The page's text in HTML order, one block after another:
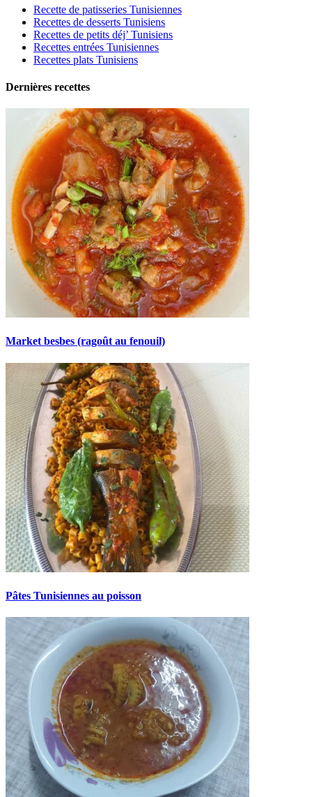
Recette de patisseries Tunisiennes
Recettes de desserts Tunisiens
Recettes de petits déj’ Tunisiens
Recettes entrées Tunisiennes
Recettes plats Tunisiens
Dernières recettes
Market besbes (ragoût au fenouil)
Pâtes Tunisiennes au poisson